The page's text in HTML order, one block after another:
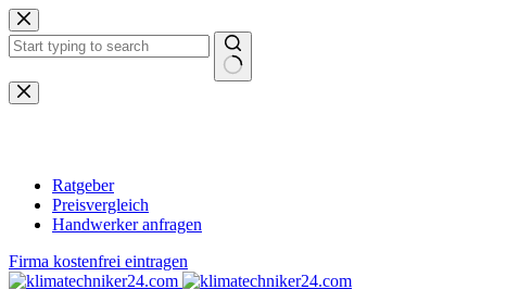
Zum
Inhalt
springen
Keine
Ergebnisse
Ratgeber
Preisvergleich
Handwerker anfragen
Firma kostenfrei eintragen